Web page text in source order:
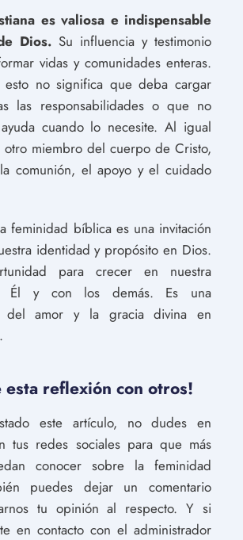
es valiosa e indispensable
Dios. Su influencia y testimonio
vidas y comunidades enteras.
esto no significa que deba cargar
las responsabilidades o que no
cuando lo necesite. Al igual
miembro del cuerpo de Cristo,
comunión, el apoyo y el cuidado
feminidad bíblica es una invitación
identidad y propósito en Dios.
para crecer en nuestra
Él y con los demás. Es una
del amor y la gracia divina en
esta reflexión con otros!
este artículo, no dudes en
tus redes sociales para que más
conocer sobre la feminidad
puedes dejar un comentario
tu opinión al respecto. Y si
en contacto con el administrador